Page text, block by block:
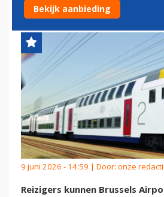
TREIN BEREIKBAAR
9 juni 2026 - 14:59 | Door: onze
Reizigers kunnen Brussels
Bekijk aanbieding